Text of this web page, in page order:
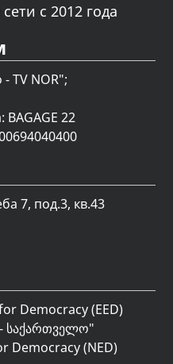
с 2012 года
TV NOR";
22
7, под.3, кв.43
Democracy (EED)
საქართველო"
Democracy (NED)